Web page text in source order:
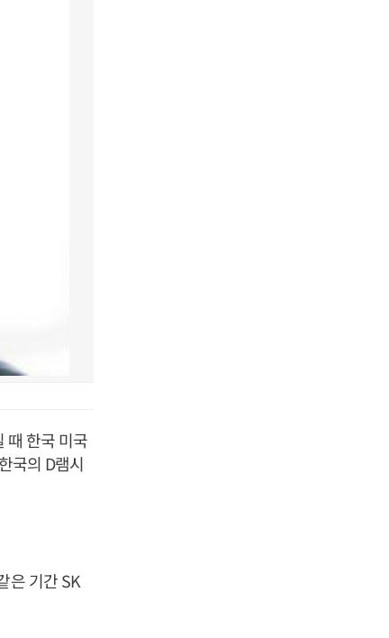
때 한국 미국
국의 D램시
은 기간 SK